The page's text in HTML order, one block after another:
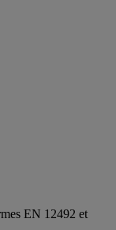
EN 12492 et